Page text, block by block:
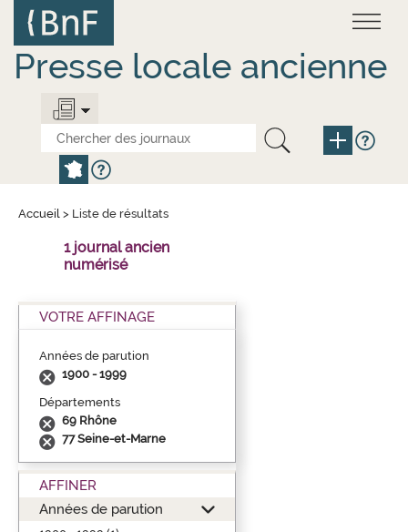
contenu
principal
Presse locale ancienne
Accueil > Liste de résultats
1 journal ancien
numérisé
VOTRE AFFINAGE
Années de parution
1900 - 1999
Départements
69 Rhône
77 Seine-et-Marne
AFFINER
Années de parution
Panneau de gestion des cookies